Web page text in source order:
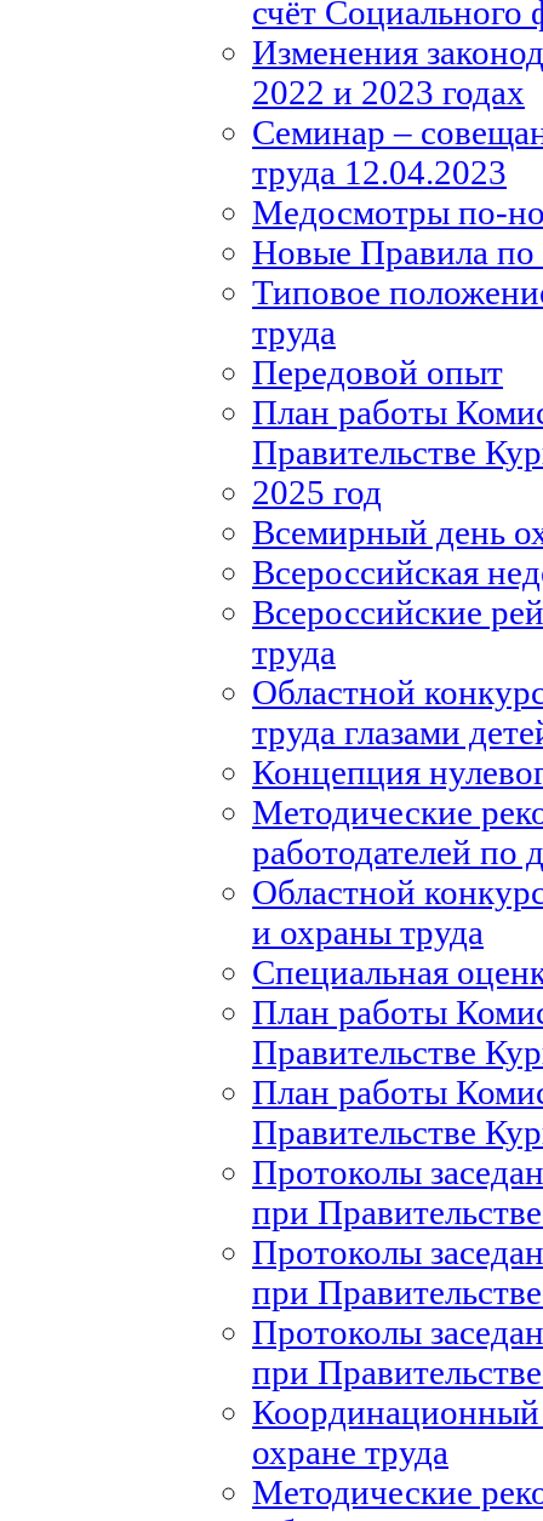
счёт Социального
Изменения
2022 и 2023 годах
Семинар –
труда 12.04.2023
Медосмотры по-
Новые Правила по
Типовое
труда
Передовой опыт
План работы
Правительстве
2025 год
Всемирный день
Всероссийская
Всероссийские
труда
Областной
труда глазами
Концепция
Методические
работодателей по
Областной
и охраны труда
Специальная
План работы
Правительстве
План работы
Правительстве
Протоколы
при
Протоколы
при
Протоколы
при
Координационный
охране труда
Методические